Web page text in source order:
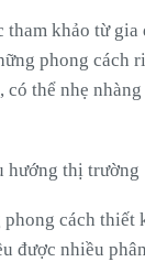
tham khảo từ
phong cách
có thể nhẹ
hướng thị trường
cách thiết
được nhiều